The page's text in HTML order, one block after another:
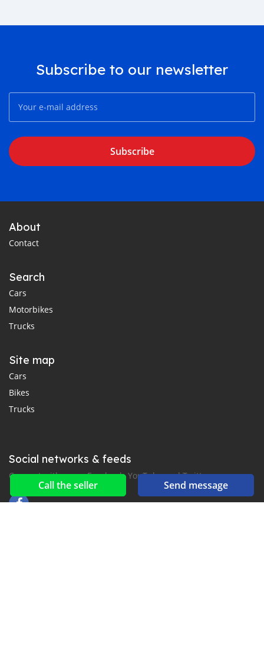
Call the seller Send message
Subscribe to our newsletter
Subscribe
About
Contact
Search
Cars
Motorbikes
Trucks
Site map
Cars
Bikes
Trucks
Social networks & feeds
Connect with us on Facebook, YouTube and Twitter.